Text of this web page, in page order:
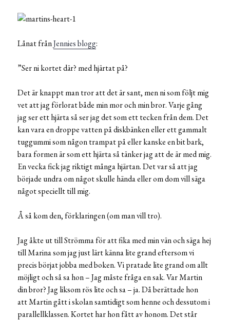
Lånat frånJennies blogg:
”Ser ni kortet där? med hjärtat på?
Det är knappt man tror att det är sant, men ni som följt mig
vet att jag förlorat både min mor och min bror. Varje gång
jag ser ett hjärta så ser jag det som ett tecken från dem. Det
kan vara en droppe vatten på diskbänken eller ett gammalt
tuggummi som någon trampat på eller kanske en bit bark,
bara formen är som ett hjärta så tänker jag att de är med mig.
En vecka fick jag riktigt många hjärtan. Det var så att jag
började undra om något skulle hända eller om dom vill säga
något speciellt till mig.
Å så kom den, förklaringen (om man vill tro).
Jag åkte ut till Strömma för att fika med min vän och säga hej
till Marina som jag just lärt känna lite grand eftersom vi
precis börjat jobba med boken. Vi pratade lite grand om allt
möjligt och så sa hon – Jag måste fråga en sak. Var Martin
din bror? Jag liksom rös lite och sa – ja. Då berättade hon
att Martin gått i skolan samtidigt som henne och dessutom i
parallellklassen. Kortet har hon fått av honom. Det står